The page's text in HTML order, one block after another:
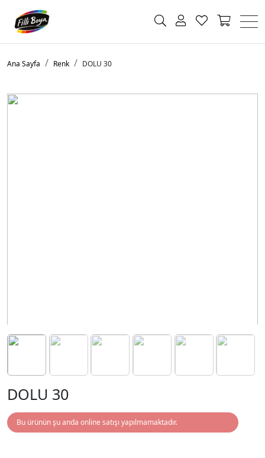
Ana Sayfa Renk DOLU 30
DOLU 30
Bu ürünün şu anda online satışı yapılmamaktadır.